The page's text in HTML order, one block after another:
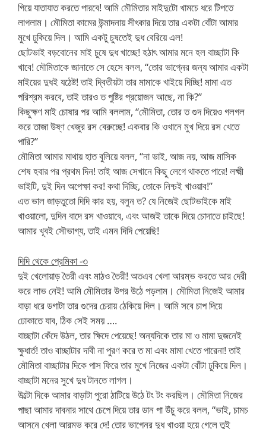
গিয়ে যাতাযাত করতে পারবে! আমি মৌমিতার মাইদুটো খামচে ধরে টিপতে
লাগলাম। মৌমিতা কামের উন্মাদনায় সীৎকার দিয়ে তার একটা বোঁটা আমার
মুখে ঢুকিয়ে দিল। আমি একটু চুষতেই দুধ বেরিয়ে এল!
ছোটভাই বড়বোনের মাই চুষে দুধ খাচ্ছে! হঠাৎ আমার মনে হল বাচ্ছাটা কি
খাবে! মৌমিতাকে জানাতে সে হেসে বলল, “তোর ভাগ্নের জন্য আমার একটা
মাইয়ের দুধই যঠেষ্ট! তাই দ্বিতীয়টা তার মামাকে খাইয়ে দিচ্ছি! মামা এত
পরিশ্রম করবে, তাই তারও ত পুষ্টির প্রয়োজন আছে, না কি?”
কিছুক্ষণ মাই চোষার পর আমি বললাম, “মৌমিতা, তোর ত গুদ দিয়েও গলগল
করে তাজা উষ্ণ খেজুর রস বেরুচ্ছে! একবার কি ওখানে মুখ দিয়ে রস খেতে
পারি?”
মৌমিতা আমার মাথায় হাত বুলিয়ে বলল, “না ভাই, আজ নয়, আজ মাসিক
শেষ হবার পর প্রথম দিন! তাই আজ সেখানে কিছু লেগে থাকতে পারে! লক্ষ্মী
ভাইটি, দুই দিন অপেক্ষা কর! কথা দিচ্ছি, তোকে নিশ্চই খাওয়াব!”
এত ভাল জাড়তুতো দিদি কার হয়, বলুন ত? যে নিজেই ছোটভাইকে মাই
খাওয়ালো, দুদিন বাদে রস খাওয়াবে, এবং আজই তাকে দিয়ে চোদাতে চাইছে!
আমার খূবই সৌভাগ্য, তাই এমন দিদি পেয়েছি!
দিদি থেকে প্রেমিকা -৩
দুই খেলোয়াড় তৈরী এবং মাঠও তৈরী! অতএব খেলা আরম্ভ করতে আর দেরী
করে লাভ নেই! আমি মৌমিতার উপর উঠে পড়লাম। মৌমিতা নিজেই আমার
বাড়া ধরে ডগাটা তার গুদের চেরায় ঠেকিয়ে দিল। আমি সবে চাপ দিয়ে
ঢোকাতে যাব, ঠিক সেই সময় ….
বাচ্ছাটা কেঁদে উঠল, তার ক্ষিদে পেয়েছে! অন্যদিকে তার মা ও মামা দুজনেই
ক্ষুধার্ত! তাও বাচ্ছাটার দাবী না পুরণ করে ত মা এবং মামা খেতে পারেনা! তাই
মৌমিতা বাচ্ছাটার দিকে পাস ফিরে তার মুখে নিজের একটা বোঁটা ঢুকিয়ে দিল।
বাচ্ছাটা মনের সুখে দুধ টানতে লাগল।
উল্টো দিকে আমার বাড়াটা পুরো ঠাটিয়ে উঠে টং টং করছিল। মৌমিতা নিজের
পাছা আমার দাবনার সাথে চেপে দিয়ে তার ডান পা উঁচু করে বলল, “ভাই, চামচ
আসনে খেলা আরম্ভ করে দে! তোর ভাগ্নের দুধ খাওয়া হয়ে গেলে তুই